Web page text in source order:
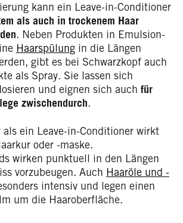
kann ein Leave-in-Conditioner
als auch in trockenem Haar
. Neben Produkten in Emulsion-
Haarspülung in die Längen
gibt es bei Schwarzkopf auch
als Spray. Sie lassen sich
und eignen sich auch für
zwischendurch.
als ein Leave-in-Conditioner wirkt
oder -maske.
wirken punktuell in den Längen
vorzubeugen. Auch Haaröle und -
intensiv und legen einen
um die Haaroberfläche.